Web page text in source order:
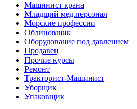
Машинист крана
Младщий мед.персонал
Морские профессии
Облицовщик
Оборудование под давлением
Продавец
Прочие курсы
Ремонт
Тракторист-Машинист
Уборщик
Упаковщик